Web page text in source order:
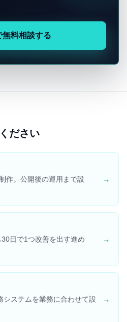
無料相談する
ださい
作。公開後の運用まで設
→
日で1つ改善を出す進め
→
システムを業務に合わせて設
→